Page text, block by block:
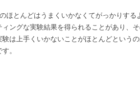
ほとんどはうまくいかなくてがっかりする
ングな実験結果を得られることがあり、
験は上手くいかないことがほとんどという
。